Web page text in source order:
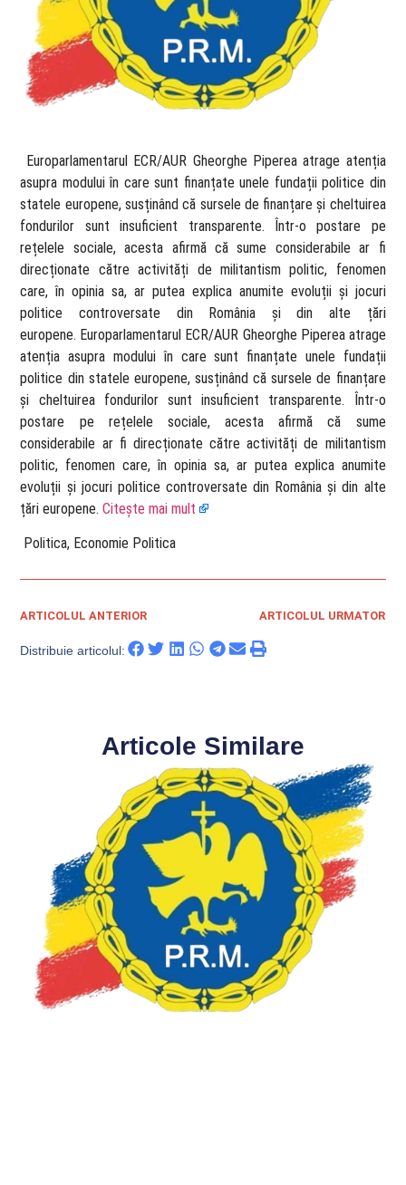
​ Europarlamentarul ECR/AUR Gheorghe Piperea atrage atenția
asupra modului în care sunt finanțate unele fundații politice din
statele europene, susținând că sursele de finanțare și cheltuirea
fondurilor sunt insuficient transparente. Într-o postare pe
rețelele sociale, acesta afirmă că sume considerabile ar fi
direcționate către activități de militantism politic, fenomen
care, în opinia sa, ar putea explica anumite evoluții și jocuri
politice controversate din România și din alte țări
europene. Europarlamentarul ECR/AUR Gheorghe Piperea atrage
atenția asupra modului în care sunt finanțate unele fundații
politice din statele europene, susținând că sursele de finanțare
și cheltuirea fondurilor sunt insuficient transparente. Într-o
postare pe rețelele sociale, acesta afirmă că sume
considerabile ar fi direcționate către activități de militantism
politic, fenomen care, în opinia sa, ar putea explica anumite
evoluții și jocuri politice controversate din România și din alte
țări europene.Citește mai mult
​ Politica, Economie Politica
ARTICOLUL ANTERIOR ARTICOLUL URMATOR
Distribuie articolul:
Articole Similare